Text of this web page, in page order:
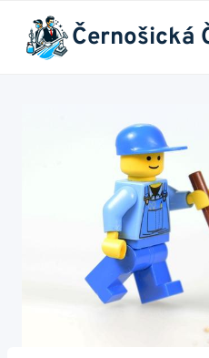
Přeskočit
obsah
Černošická